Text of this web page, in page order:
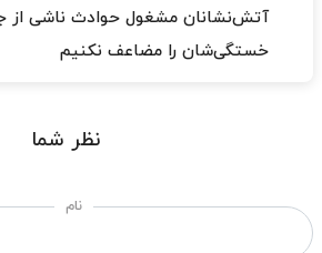
آتش‌نشانان مشغول حوادث ناشی از
خستگی‌شان را مضاعف نکنیم
نظر شما
نام